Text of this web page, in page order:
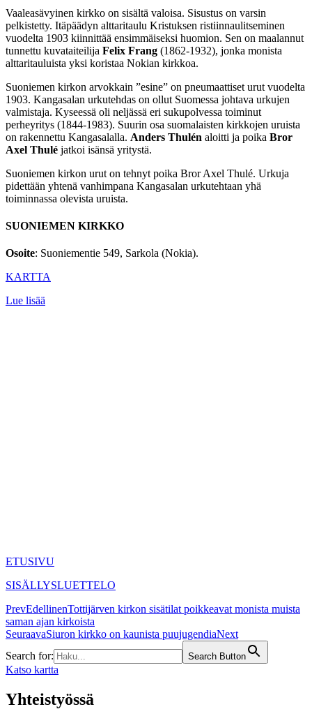
Vaaleasävyinen kirkko on sisältä valoisa. Sisustus on varsin
pelkistetty. Itäpäädyn alttaritaulu Kristuksen ristiinnaulitseminen
vuodelta 1903 kiinnittää ensimmäiseksi huomion. Sen on maalannut
tunnettu kuvataiteilija Felix Frang (1862-1932), jonka monista
alttaritauluista yksi koristaa Nokian kirkkoa.
Suoniemen kirkon arvokkain ”esine” on pneumaattiset urut vuodelta
1903. Kangasalan urkutehdas on ollut Suomessa johtava urkujen
valmistaja. Kyseessä oli neljässä eri sukupolvessa toiminut
perheyritys (1844-1983). Suurin osa suomalaisten kirkkojen uruista
on rakennettu Kangasalalla. Anders Thulén aloitti ja poika Bror
Axel Thulé jatkoi isänsä yritystä.
Suoniemen kirkon urut on tehnyt poika Bror Axel Thulé. Urkuja
pidettään yhtenä vanhimpana Kangasalan urkutehtaan yhä
toiminnassa olevista uruista.
SUONIEMEN KIRKKO
Osoite: Suoniementie 549, Sarkola (Nokia).
KARTTA
Lue lisää
ETUSIVU
SISÄLLYSLUETTELO
PrevEdellinenTottijärven kirkon sisätilat poikkeavat monista muista
saman ajan kirkoista
SeuraavaSiuron kirkko on kaunista puujugendiaNext
Search for:
Search Button
Katso kartta
Yhteistyössä